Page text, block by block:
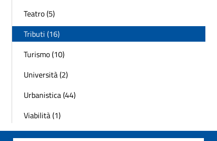
Teatro (5)
Tributi (16)
Turismo (10)
Università (2)
Urbanistica (44)
Viabilità (1)